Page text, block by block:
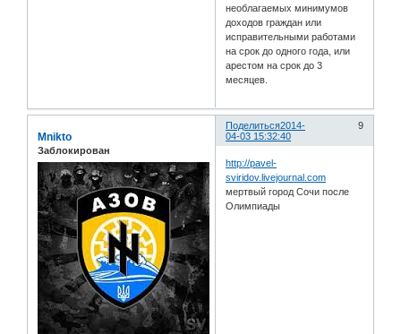
необлагаемых минимумов
доходов граждан или
исправительными работами
на срок до одного года, или
арестом на срок до 3
месяцев.
Поделиться 9
2014-
04-03 15:32:40
Mnikto
Заблокирован
http://pavel-
sviridov.livejournal.com
мертвый город Сочи после
Олимпиады